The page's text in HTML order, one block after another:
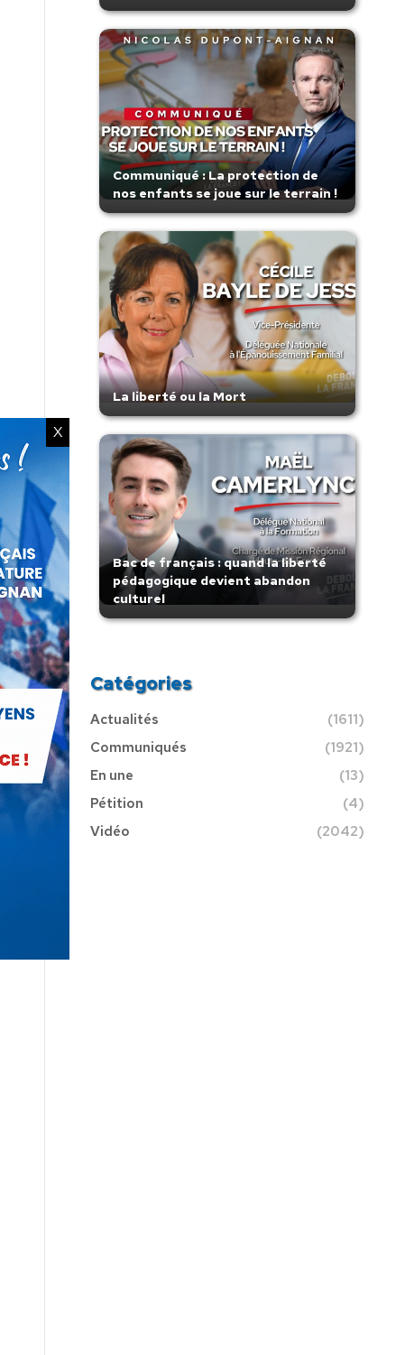
Communiqué : La protection de
nos enfants se joue sur le terrain !
La liberté ou la Mort
Bac de français : quand la liberté
pédagogique devient abandon
culturel
Catégories
Actualités
(1611)
Communiqués
(1921)
En une
(13)
Pétition
(4)
Vidéo
(2042)
X